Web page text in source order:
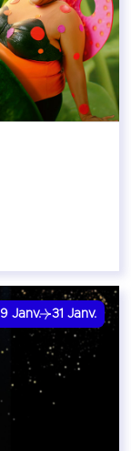
Janv. 31 Janv.